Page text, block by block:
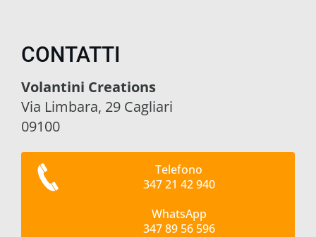
CONTATTI
Volantini Creations
Via Limbara, 29 Cagliari
09100
Telefono
347 21 42 940
WhatsApp
347 89 56 596